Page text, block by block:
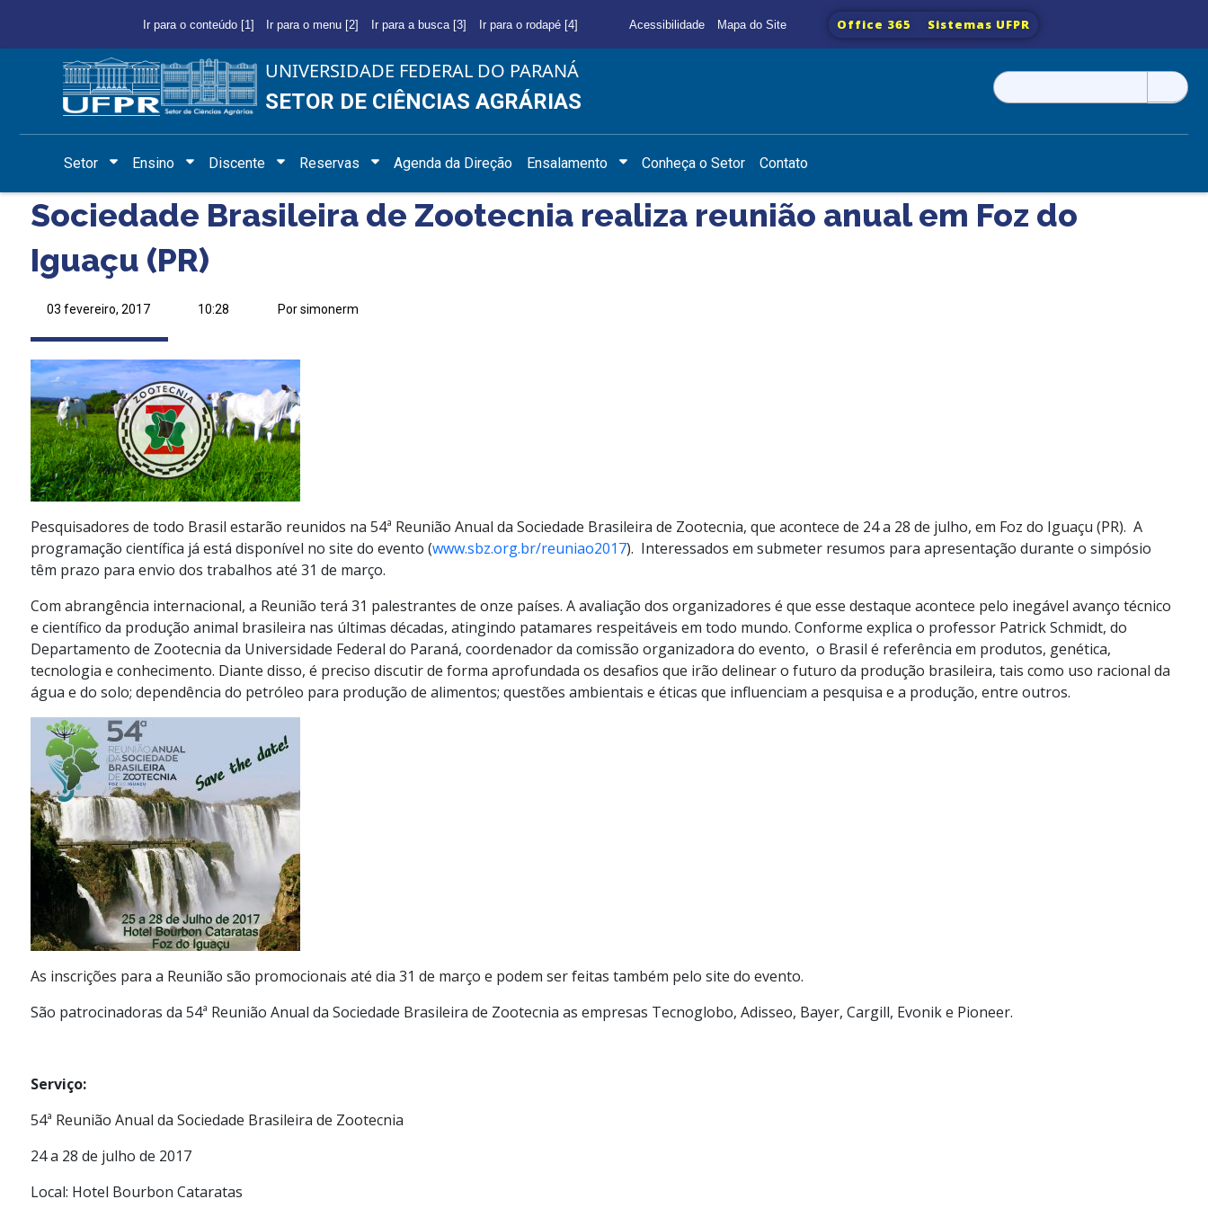
Ir para o conteúdo [1] Ir para o menu [2] Ir para a busca [3] Ir para o rodapé [4] Acessibilidade Mapa do Site Office 365 Sistemas UFPR
UNIVERSIDADE FEDERAL DO PARANÁ
SETOR DE CIÊNCIAS AGRÁRIAS
Pesquisar
por:
Setor Ensino Discente Reservas Agenda da Direção Ensalamento Conheça o Setor Contato
Sociedade Brasileira de Zootecnia realiza reunião anual em Foz do
Iguaçu (PR)
03 fevereiro, 2017 10:28 Por simonerm
Pesquisadores de todo Brasil estarão reunidos na 54ª Reunião Anual da Sociedade Brasileira de Zootecnia, que acontece de 24 a 28 de julho, em Foz do Iguaçu (PR). A
programação científica já está disponível no site do evento (www.sbz.org.br/reuniao2017). Interessados em submeter resumos para apresentação durante o simpósio
têm prazo para envio dos trabalhos até 31 de março.
Com abrangência internacional, a Reunião terá 31 palestrantes de onze países. A avaliação dos organizadores é que esse destaque acontece pelo inegável avanço técnico
e científico da produção animal brasileira nas últimas décadas, atingindo patamares respeitáveis em todo mundo. Conforme explica o professor Patrick Schmidt, do
Departamento de Zootecnia da Universidade Federal do Paraná, coordenador da comissão organizadora do evento, o Brasil é referência em produtos, genética,
tecnologia e conhecimento. Diante disso, é preciso discutir de forma aprofundada os desafios que irão delinear o futuro da produção brasileira, tais como uso racional da
água e do solo; dependência do petróleo para produção de alimentos; questões ambientais e éticas que influenciam a pesquisa e a produção, entre outros.
As inscrições para a Reunião são promocionais até dia 31 de março e podem ser feitas também pelo site do evento.
São patrocinadoras da 54ª Reunião Anual da Sociedade Brasileira de Zootecnia as empresas Tecnoglobo, Adisseo, Bayer, Cargill, Evonik e Pioneer.
Serviço:
54ª Reunião Anual da Sociedade Brasileira de Zootecnia
24 a 28 de julho de 2017
Local: Hotel Bourbon Cataratas